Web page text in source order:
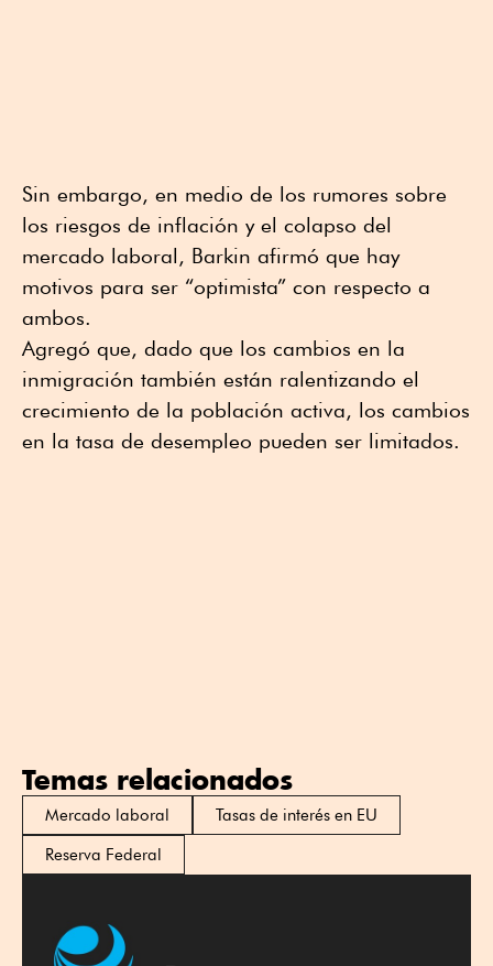
Sin embargo, en medio de los rumores sobre
los riesgos de inflación y el colapso del
mercado laboral, Barkin afirmó que hay
motivos para ser “optimista” con respecto a
ambos.
Agregó que, dado que los cambios en la
inmigración también están ralentizando el
crecimiento de la población activa, los cambios
en la tasa de desempleo pueden ser limitados.
Temas relacionados
Mercado laboral
Tasas de interés en EU
Reserva Federal